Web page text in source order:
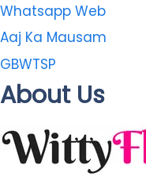
Whatsapp Web
Aaj Ka Mausam
GBWTSP
About Us